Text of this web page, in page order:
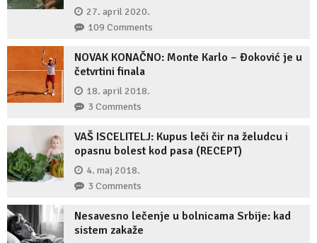
27. april 2020.
109 Comments
NOVAK KONAČNO: Monte Karlo – Đoković je u
četvrtini finala
18. april 2018.
3 Comments
VAŠ ISCELITELJ: Kupus leči čir na želudcu i
opasnu bolest kod pasa (RECEPT)
4. maj 2018.
3 Comments
Nesavesno lečenje u bolnicama Srbije: kad
sistem zakaže